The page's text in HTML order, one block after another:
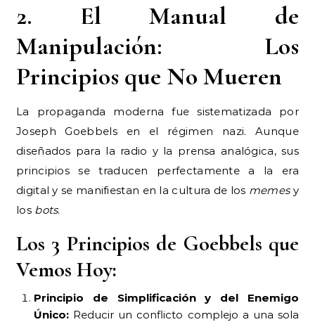
2. El Manual de
Manipulación: Los
Principios que No Mueren
La propaganda moderna fue sistematizada por
Joseph Goebbels en el régimen nazi. Aunque
diseñados para la radio y la prensa analógica, sus
principios se traducen perfectamente a la era
digital y se manifiestan en la cultura de los memesy
los bots.
Los 3 Principios de Goebbels que
Vemos Hoy:
Principio de Simplificación y del Enemigo
Único: Reducir un conflicto complejo a una sola